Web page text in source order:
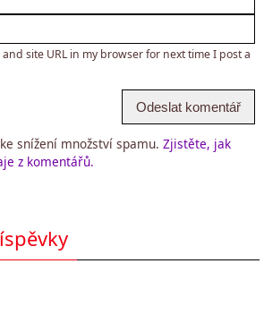
site URL in my browser for next time I post a
snížení množství spamu. Zjistěte, jak
z komentářů.